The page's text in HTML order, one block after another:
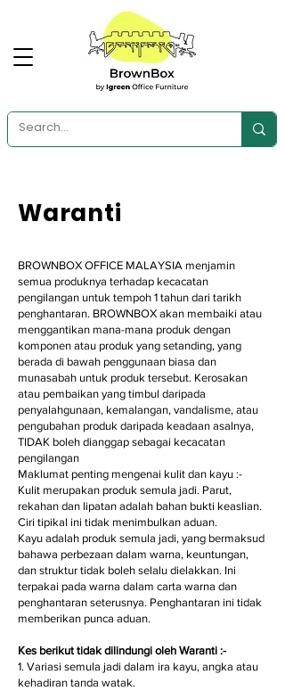
Waranti
BROWNBOX OFFICE MALAYSIA menjamin
semua produknya terhadap kecacatan
pengilangan untuk tempoh 1 tahun dari tarikh
penghantaran. BROWNBOX akan membaiki atau
menggantikan mana-mana produk dengan
komponen atau produk yang setanding, yang
berada di bawah penggunaan biasa dan
munasabah untuk produk tersebut. Kerosakan
atau pembaikan yang timbul daripada
penyalahgunaan, kemalangan, vandalisme, atau
pengubahan produk daripada keadaan asalnya,
TIDAK boleh dianggap sebagai kecacatan
pengilangan
Maklumat penting mengenai kulit dan kayu :-
Kulit merupakan produk semula jadi. Parut,
rekahan dan lipatan adalah bahan bukti keaslian.
Ciri tipikal ini tidak menimbulkan aduan.
Kayu adalah produk semula jadi, yang bermaksud
bahawa perbezaan dalam warna, keuntungan,
dan struktur tidak boleh selalu dielakkan. Ini
terpakai pada warna dalam carta warna dan
penghantaran seterusnya. Penghantaran ini tidak
memberikan punca aduan.
Kes berikut tidak dilindungi oleh Waranti :-
1. Variasi semula jadi dalam ira kayu, angka atau
kehadiran tanda watak.